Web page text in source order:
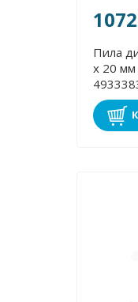
Пила
х 20 мм